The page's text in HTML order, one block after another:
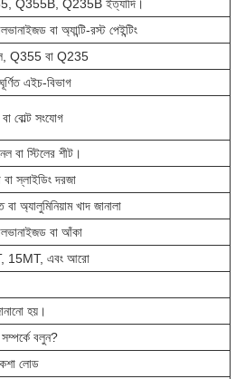
Q355B, Q235B ইত্যাদি।
বা অ্যান্টি-রস্ট পেইন্টিং
Q355 বা Q235
এইচ-বিভাগ
বোল্ট সংযোগ
বা স্টিলের শীট।
স্লাইডিং দরজা
অ্যালুমিনিয়াম খাদ জানালা
বা আঁকা
15MT, এবং আরো
হয়।
বলুন?
লোড